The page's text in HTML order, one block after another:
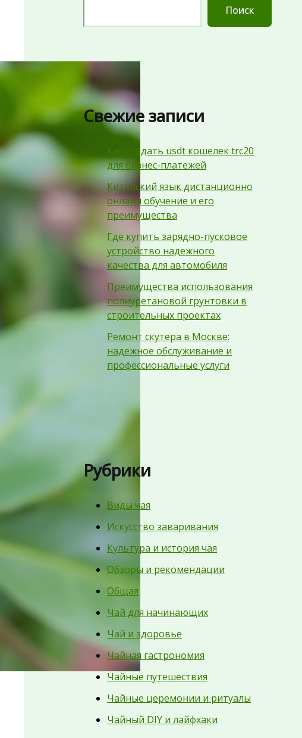
Поиск
Свежие записи
Как создать usdt кошелек trc20
для бизнес-платежей
Китайский язык дистанционно
онлайн обучение и его
преимущества
Где купить зарядно-пусковое
устройство надежного
качества для автомобиля
Преимущества использования
полиуретановой грунтовки в
строительных проектах
Ремонт скутера в Москве:
надежное обслуживание и
профессиональные услуги
Рубрики
Виды чая
Искусство заваривания
Культура и история чая
Обзоры и рекомендации
Общая
Чай для начинающих
Чай и здоровье
Чайная гастрономия
Чайные путешествия
Чайные церемонии и ритуалы
Чайный DIY и лайфхаки